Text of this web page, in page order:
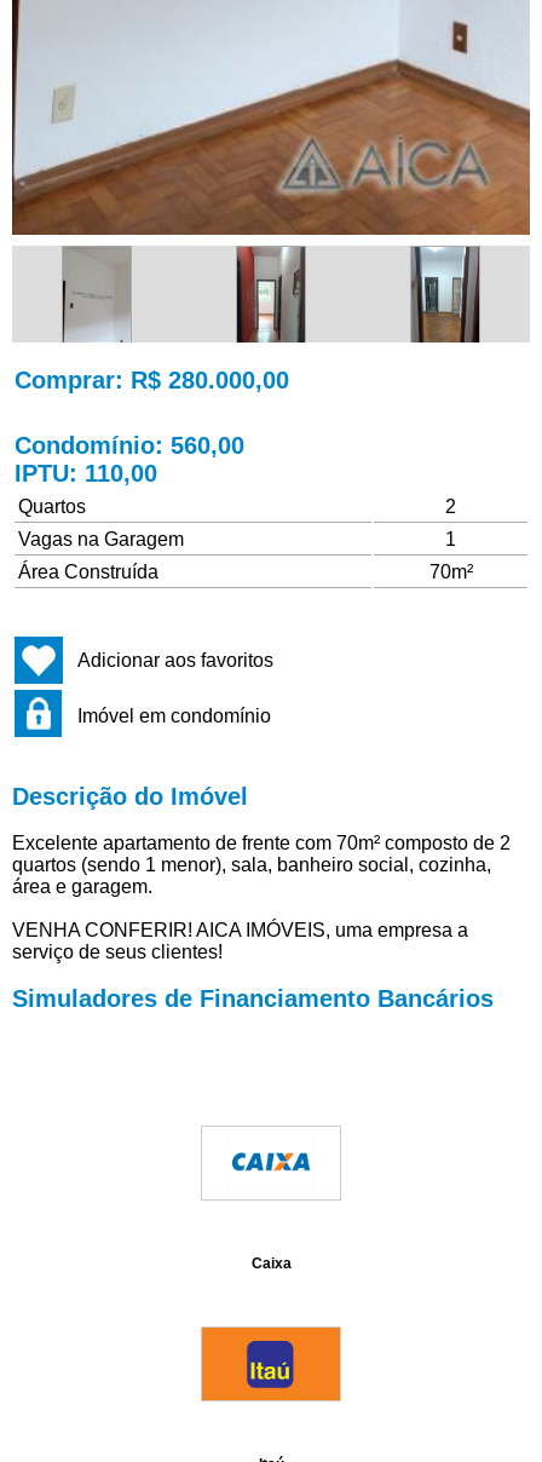
Comprar: R$ 280.000,00
Condomínio: 560,00
IPTU: 110,00
Quartos
2
Vagas na Garagem
1
Área Construída
70m²
Adicionar aos favoritos
Imóvel em condomínio
Descrição do Imóvel
Excelente apartamento de frente com 70m² composto de 2
quartos (sendo 1 menor), sala, banheiro social, cozinha,
área e garagem.
VENHA CONFERIR! AICA IMÓVEIS, uma empresa a
serviço de seus clientes!
Simuladores de Financiamento Bancários
Caixa